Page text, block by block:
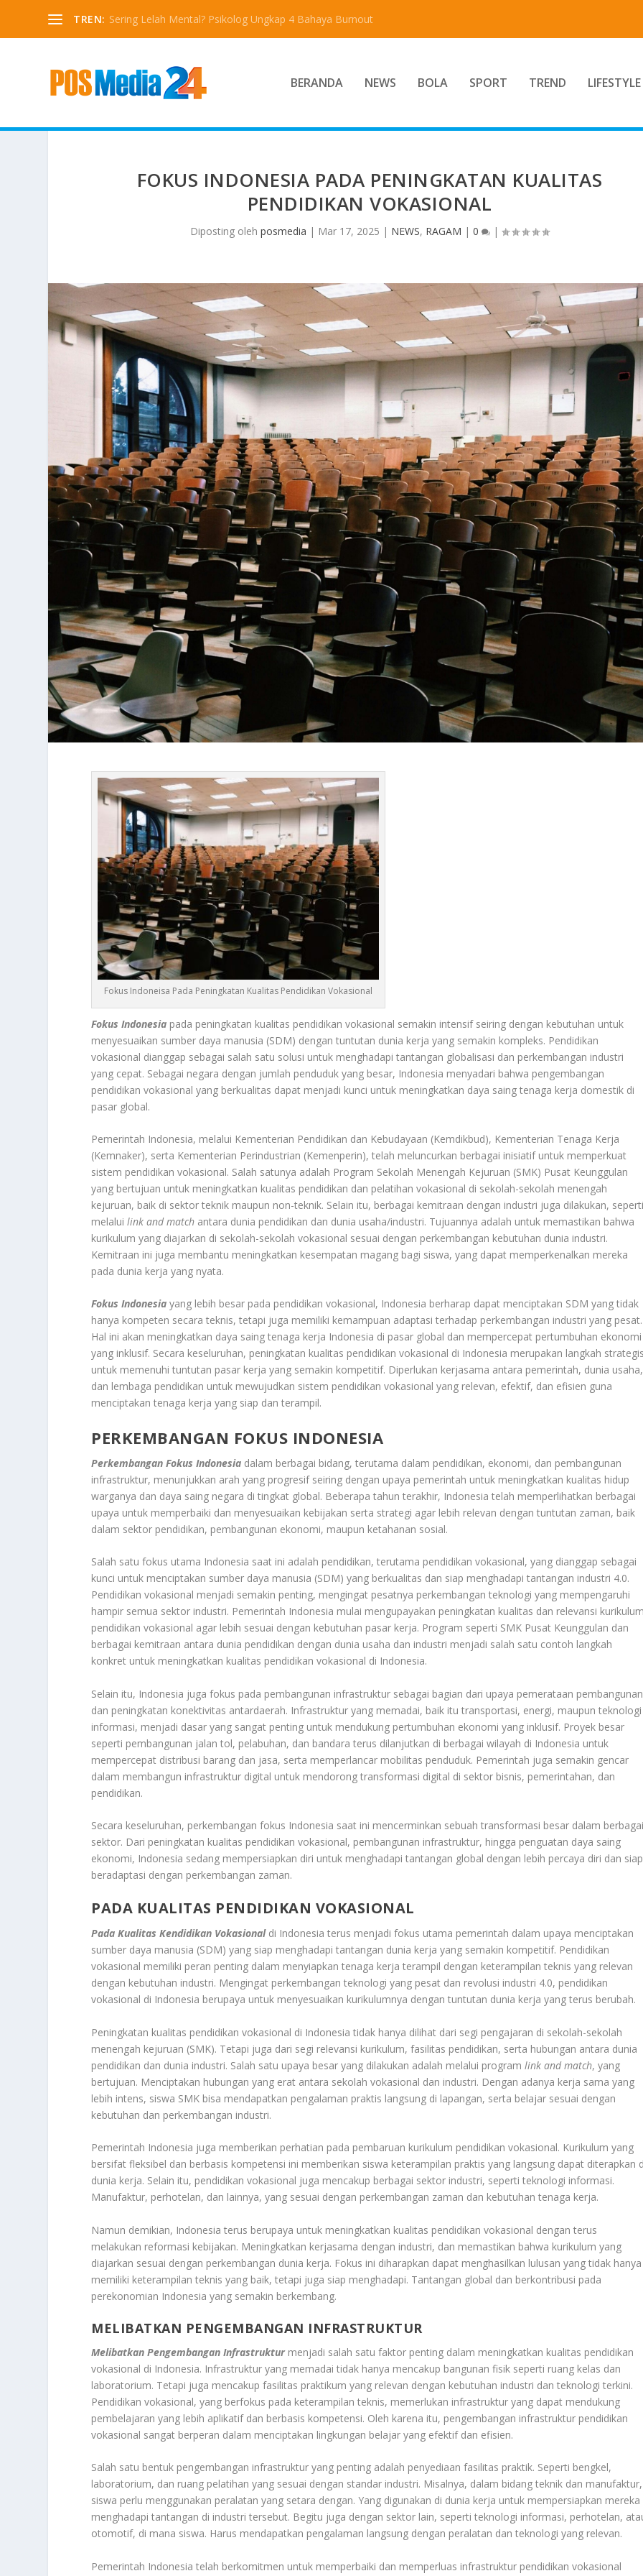
TREN: Sering Lelah Mental? Psikolog Ungkap 4 Bahaya Burnout
BERANDA NEWS BOLA SPORT TREND LIFESTYLE
FOKUS INDONESIA PADA PENINGKATAN KUALITAS
PENDIDIKAN VOKASIONAL
Diposting oleh posmedia | Mar 17, 2025 | NEWS, RAGAM | 0 |
Fokus Indoneisa Pada Peningkatan Kualitas Pendidikan Vokasional
Fokus Indonesia pada peningkatan kualitas pendidikan vokasional semakin intensif seiring dengan kebutuhan untuk
menyesuaikan sumber daya manusia (SDM) dengan tuntutan dunia kerja yang semakin kompleks. Pendidikan
vokasional dianggap sebagai salah satu solusi untuk menghadapi tantangan globalisasi dan perkembangan industri
yang cepat. Sebagai negara dengan jumlah penduduk yang besar, Indonesia menyadari bahwa pengembangan
pendidikan vokasional yang berkualitas dapat menjadi kunci untuk meningkatkan daya saing tenaga kerja domestik di
pasar global.
Pemerintah Indonesia, melalui Kementerian Pendidikan dan Kebudayaan (Kemdikbud), Kementerian Tenaga Kerja
(Kemnaker), serta Kementerian Perindustrian (Kemenperin), telah meluncurkan berbagai inisiatif untuk memperkuat
sistem pendidikan vokasional. Salah satunya adalah Program Sekolah Menengah Kejuruan (SMK) Pusat Keunggulan
yang bertujuan untuk meningkatkan kualitas pendidikan dan pelatihan vokasional di sekolah-sekolah menengah
kejuruan, baik di sektor teknik maupun non-teknik. Selain itu, berbagai kemitraan dengan industri juga dilakukan,
melaluilink and match antara dunia pendidikan dan dunia usaha/industri. Tujuannya adalah untuk memastikan bahwa
kurikulum yang diajarkan di sekolah-sekolah vokasional sesuai dengan perkembangan kebutuhan dunia industri.
Kemitraan ini juga membantu meningkatkan kesempatan magang bagi siswa, yang dapat memperkenalkan mereka
pada dunia kerja yang nyata.
Fokus Indonesiayang lebih besar pada pendidikan vokasional, Indonesia berharap dapat menciptakan SDM yang tidak
hanya kompeten secara teknis, tetapi juga memiliki kemampuan adaptasi terhadap perkembangan industri yang pesat.
Hal ini akan meningkatkan daya saing tenaga kerja Indonesia di pasar global dan mempercepat pertumbuhan ekonomi
yang inklusif. Secara keseluruhan, peningkatan kualitas pendidikan vokasional di Indonesia merupakan langkah
untuk memenuhi tuntutan pasar kerja yang semakin kompetitif. Diperlukan kerjasama antara pemerintah, dunia usaha,
dan lembaga pendidikan untuk mewujudkan sistem pendidikan vokasional yang relevan, efektif, dan efisien guna
menciptakan tenaga kerja yang siap dan terampil.
PERKEMBANGAN FOKUS INDONESIA
Perkembangan Fokus Indonesia dalam berbagai bidang, terutama dalam pendidikan, ekonomi, dan pembangunan
infrastruktur, menunjukkan arah yang progresif seiring dengan upaya pemerintah untuk meningkatkan kualitas hidup
warganya dan daya saing negara di tingkat global. Beberapa tahun terakhir, Indonesia telah memperlihatkan berbagai
upaya untuk memperbaiki dan menyesuaikan kebijakan serta strategi agar lebih relevan dengan tuntutan zaman, baik
dalam sektor pendidikan, pembangunan ekonomi, maupun ketahanan sosial.
Salah satu fokus utama Indonesia saat ini adalah pendidikan, terutama pendidikan vokasional, yang dianggap sebagai
kunci untuk menciptakan sumber daya manusia (SDM) yang berkualitas dan siap menghadapi tantangan industri 4.0.
Pendidikan vokasional menjadi semakin penting, mengingat pesatnya perkembangan teknologi yang mempengaruhi
hampir semua sektor industri. Pemerintah Indonesia mulai mengupayakan peningkatan kualitas dan relevansi
pendidikan vokasional agar lebih sesuai dengan kebutuhan pasar kerja. Program seperti SMK Pusat Keunggulan dan
berbagai kemitraan antara dunia pendidikan dengan dunia usaha dan industri menjadi salah satu contoh langkah
konkret untuk meningkatkan kualitas pendidikan vokasional di Indonesia.
Selain itu, Indonesia juga fokus pada pembangunan infrastruktur sebagai bagian dari upaya pemerataan pembangunan
dan peningkatan konektivitas antardaerah. Infrastruktur yang memadai, baik itu transportasi, energi, maupun teknologi
informasi, menjadi dasar yang sangat penting untuk mendukung pertumbuhan ekonomi yang inklusif. Proyek besar
seperti pembangunan jalan tol, pelabuhan, dan bandara terus dilanjutkan di berbagai wilayah di Indonesia untuk
mempercepat distribusi barang dan jasa, serta memperlancar mobilitas penduduk. Pemerintah juga semakin gencar
dalam membangun infrastruktur digital untuk mendorong transformasi digital di sektor bisnis, pemerintahan, dan
pendidikan.
Secara keseluruhan, perkembangan fokus Indonesia saat ini mencerminkan sebuah transformasi besar dalam
sektor. Dari peningkatan kualitas pendidikan vokasional, pembangunan infrastruktur, hingga penguatan daya saing
ekonomi, Indonesia sedang mempersiapkan diri untuk menghadapi tantangan global dengan lebih percaya diri dan siap
beradaptasi dengan perkembangan zaman.
PADA KUALITAS PENDIDIKAN VOKASIONAL
Pada Kualitas Kendidikan Vokasionaldi Indonesia terus menjadi fokus utama pemerintah dalam upaya menciptakan
sumber daya manusia (SDM) yang siap menghadapi tantangan dunia kerja yang semakin kompetitif. Pendidikan
vokasional memiliki peran penting dalam menyiapkan tenaga kerja terampil dengan keterampilan teknis yang relevan
dengan kebutuhan industri. Mengingat perkembangan teknologi yang pesat dan revolusi industri 4.0, pendidikan
vokasional di Indonesia berupaya untuk menyesuaikan kurikulumnya dengan tuntutan dunia kerja yang terus berubah.
Peningkatan kualitas pendidikan vokasional di Indonesia tidak hanya dilihat dari segi pengajaran di sekolah-sekolah
menengah kejuruan (SMK). Tetapi juga dari segi relevansi kurikulum, fasilitas pendidikan, serta hubungan antara dunia
pendidikan dan dunia industri. Salah satu upaya besar yang dilakukan adalah melalui programlink and match, yang
bertujuan. Menciptakan hubungan yang erat antara sekolah vokasional dan industri. Dengan adanya kerja sama yang
lebih intens, siswa SMK bisa mendapatkan pengalaman praktis langsung di lapangan, serta belajar sesuai dengan
kebutuhan dan perkembangan industri.
Pemerintah Indonesia juga memberikan perhatian pada pembaruan kurikulum pendidikan vokasional. Kurikulum yang
bersifat fleksibel dan berbasis kompetensi ini memberikan siswa keterampilan praktis yang langsung dapat diterapkan
dunia kerja. Selain itu, pendidikan vokasional juga mencakup berbagai sektor industri, seperti teknologi informasi.
Manufaktur, perhotelan, dan lainnya, yang sesuai dengan perkembangan zaman dan kebutuhan tenaga kerja.
Namun demikian, Indonesia terus berupaya untuk meningkatkan kualitas pendidikan vokasional dengan terus
melakukan reformasi kebijakan. Meningkatkan kerjasama dengan industri, dan memastikan bahwa kurikulum yang
diajarkan sesuai dengan perkembangan dunia kerja. Fokus ini diharapkan dapat menghasilkan lulusan yang tidak hanya
memiliki keterampilan teknis yang baik, tetapi juga siap menghadapi. Tantangan global dan berkontribusi pada
perekonomian Indonesia yang semakin berkembang.
MELIBATKAN PENGEMBANGAN INFRASTRUKTUR
Melibatkan Pengembangan Infrastrukturmenjadi salah satu faktor penting dalam meningkatkan kualitas pendidikan
vokasional di Indonesia. Infrastruktur yang memadai tidak hanya mencakup bangunan fisik seperti ruang kelas dan
laboratorium. Tetapi juga mencakup fasilitas praktikum yang relevan dengan kebutuhan industri dan teknologi terkini.
Pendidikan vokasional, yang berfokus pada keterampilan teknis, memerlukan infrastruktur yang dapat mendukung
pembelajaran yang lebih aplikatif dan berbasis kompetensi. Oleh karena itu, pengembangan infrastruktur pendidikan
vokasional sangat berperan dalam menciptakan lingkungan belajar yang efektif dan efisien.
Salah satu bentuk pengembangan infrastruktur yang penting adalah penyediaan fasilitas praktik. Seperti bengkel,
laboratorium, dan ruang pelatihan yang sesuai dengan standar industri. Misalnya, dalam bidang teknik dan manufaktur,
siswa perlu menggunakan peralatan yang setara dengan. Yang digunakan di dunia kerja untuk mempersiapkan mereka
menghadapi tantangan di industri tersebut. Begitu juga dengan sektor lain, seperti teknologi informasi, perhotelan,
otomotif, di mana siswa. Harus mendapatkan pengalaman langsung dengan peralatan dan teknologi yang relevan.
Pemerintah Indonesia telah berkomitmen untuk memperbaiki dan memperluas infrastruktur pendidikan vokasional